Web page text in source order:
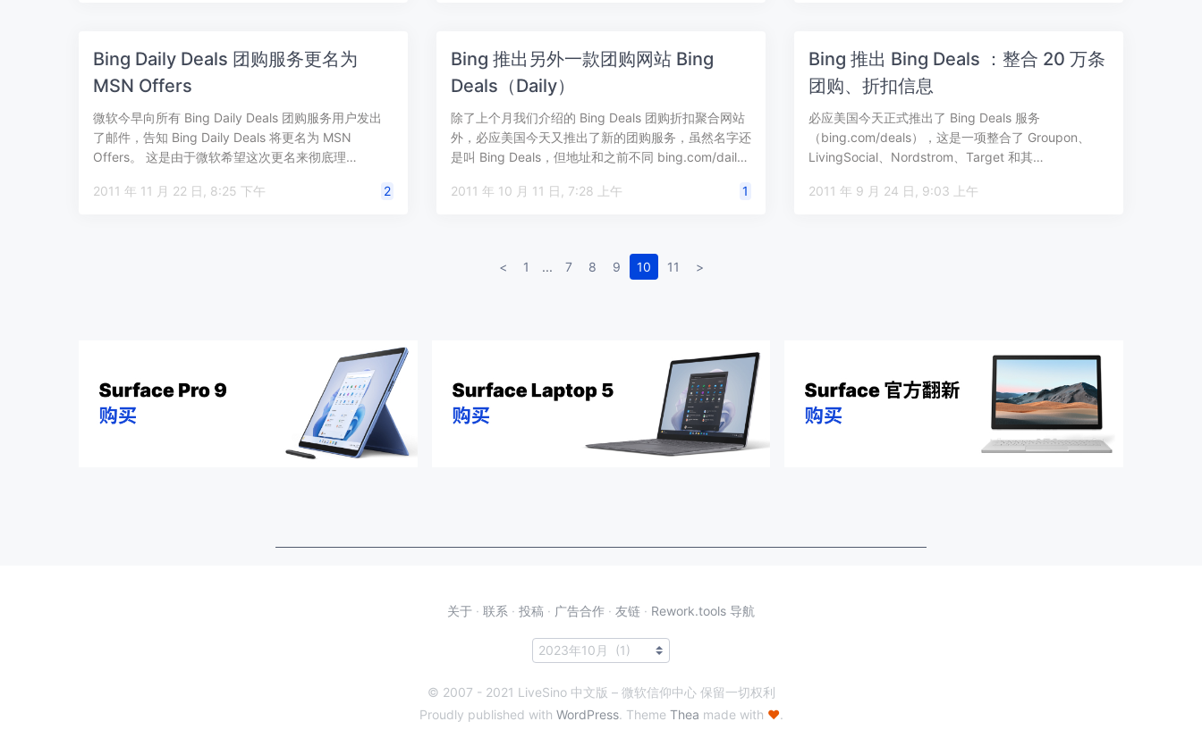
Bing Daily Deals 团购服务更名为
MSN Offers
微软今早向所有 Bing Daily Deals 团购服务用户发出
了邮件，告知 Bing Daily Deals 将更名为 MSN
Offers。 这是由于微软希望这次更名来彻底理…
2011 年 11 月 22 日, 8:25 下午 2
Bing 推出另外一款团购网站 Bing
Deals（Daily）
除了上个月我们介绍的 Bing Deals 团购折扣聚合网站
外，必应美国今天又推出了新的团购服务，虽然名字还
是叫 Bing Deals，但地址和之前不同 bing.com/dail…
2011 年 10 月 11 日, 7:28 上午 1
Bing 推出 Bing Deals ：整合 20 万条
团购、折扣信息
必应美国今天正式推出了 Bing Deals 服务
（bing.com/deals），这是一项整合了 Groupon、
LivingSocial、Nordstrom、Target 和其…
2011 年 9 月 24 日, 9:03 上午
< 1 ... 7 8 9 10 11 >
关于 · 联系 · 投稿 · 广告合作 · 友链 · Rework.tools 导航
© 2007 - 2021 LiveSino 中文版 – 微软信仰中心 保留一切权利
Proudly published with WordPress. Theme Thea made with ♥.